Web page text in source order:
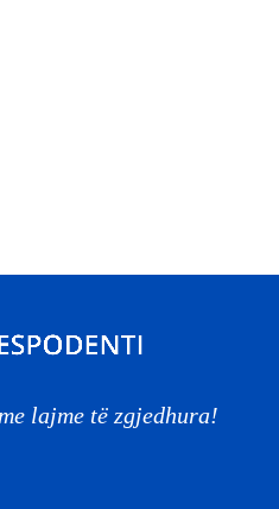
lajme të zgjedhura!